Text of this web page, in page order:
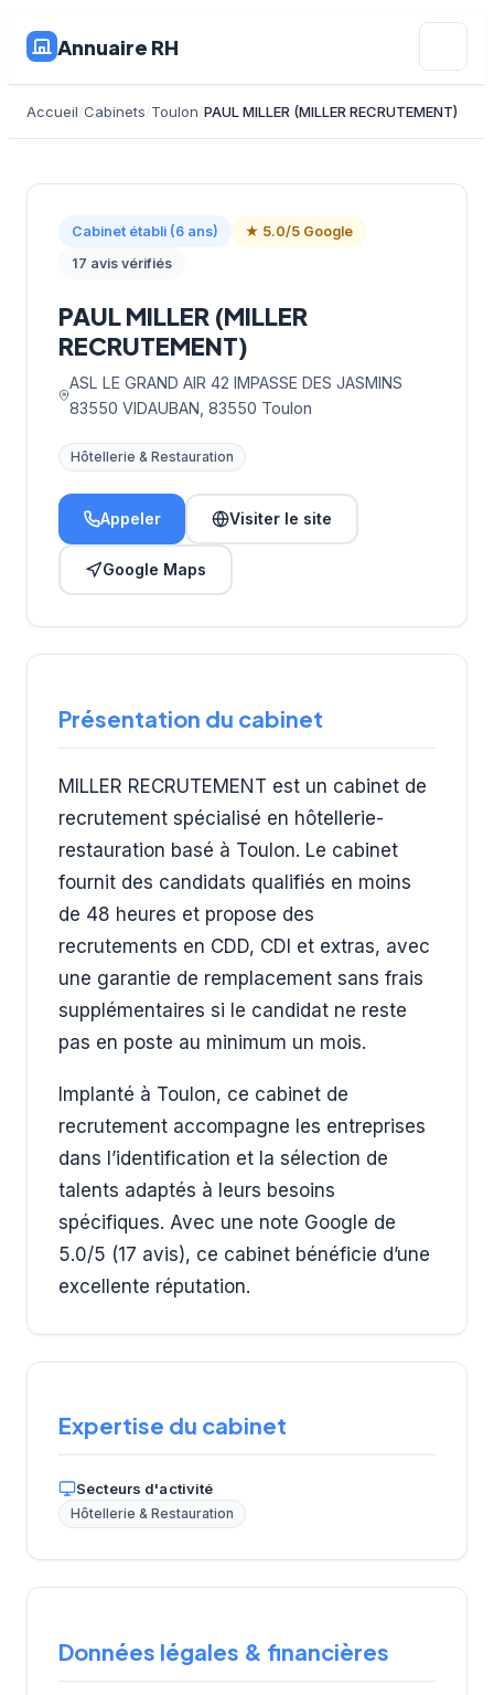
Annuaire RH
Accueil Cabinets Toulon PAUL MILLER (MILLER RECRUTEMENT)
Cabinet établi (6 ans)
★ 5.0/5 Google
17 avis vérifiés
PAUL MILLER (MILLER
RECRUTEMENT)
ASL LE GRAND AIR 42 IMPASSE DES JASMINS
83550 VIDAUBAN, 83550 Toulon
Hôtellerie & Restauration
Appeler Visiter le site
Google Maps
Présentation du cabinet
MILLER RECRUTEMENT est un cabinet de
recrutement spécialisé en hôtellerie-
restauration basé à Toulon. Le cabinet
fournit des candidats qualifiés en moins
de 48 heures et propose des
recrutements en CDD, CDI et extras, avec
une garantie de remplacement sans frais
supplémentaires si le candidat ne reste
pas en poste au minimum un mois.
Implanté à Toulon, ce cabinet de
recrutement accompagne les entreprises
dans l’identification et la sélection de
talents adaptés à leurs besoins
spécifiques. Avec une note Google de
5.0/5 (17 avis), ce cabinet bénéficie d’une
excellente réputation.
Expertise du cabinet
Secteurs d'activité
Hôtellerie & Restauration
Données légales & financières